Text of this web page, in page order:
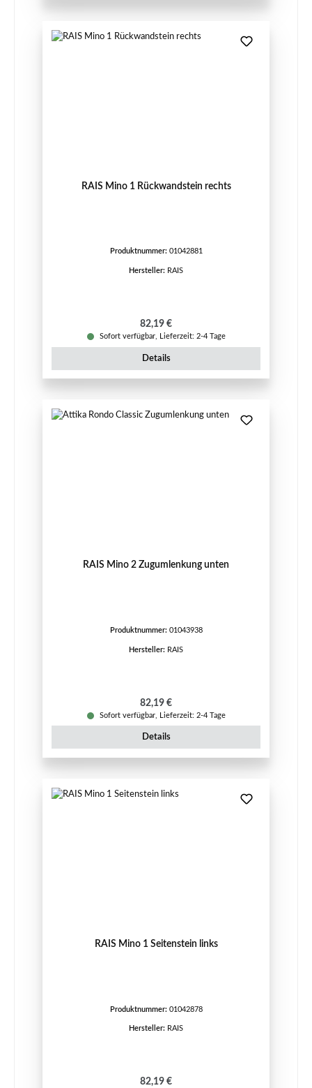
RAIS Mino 1 Rückwandstein rechts
Produktnummer: 01042881
Hersteller: RAIS
Regulärer Preis:
82,19 €
Sofort verfügbar, Lieferzeit: 2-4 Tage
Details
RAIS Mino 2 Zugumlenkung unten
Produktnummer: 01043938
Hersteller: RAIS
Regulärer Preis:
82,19 €
Sofort verfügbar, Lieferzeit: 2-4 Tage
Details
RAIS Mino 1 Seitenstein links
Produktnummer: 01042878
Hersteller: RAIS
Regulärer Preis:
82,19 €